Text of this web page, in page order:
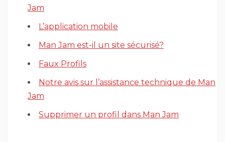
Jam
L’application mobile
Man Jam est-il un site sécurisé?
Faux Profils
Notre avis sur l’assistance technique de Man
Jam
Supprimer un profil dans Man Jam